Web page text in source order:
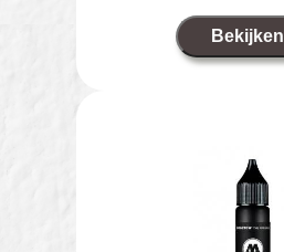
Bekijken